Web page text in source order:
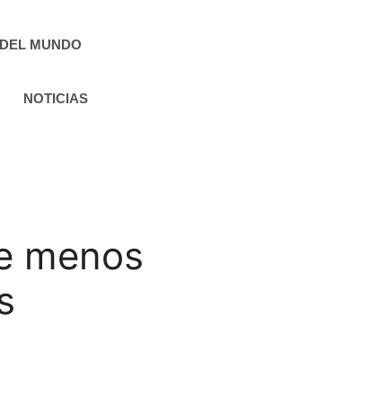
MUNDO
NOTICIAS
menos